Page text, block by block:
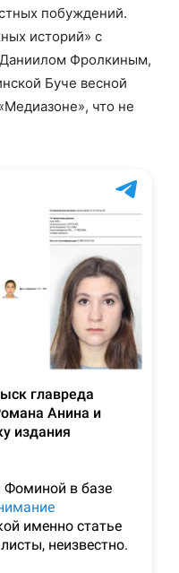
побуждений.
историй» c
Фролкиным,
Буче весной
что не